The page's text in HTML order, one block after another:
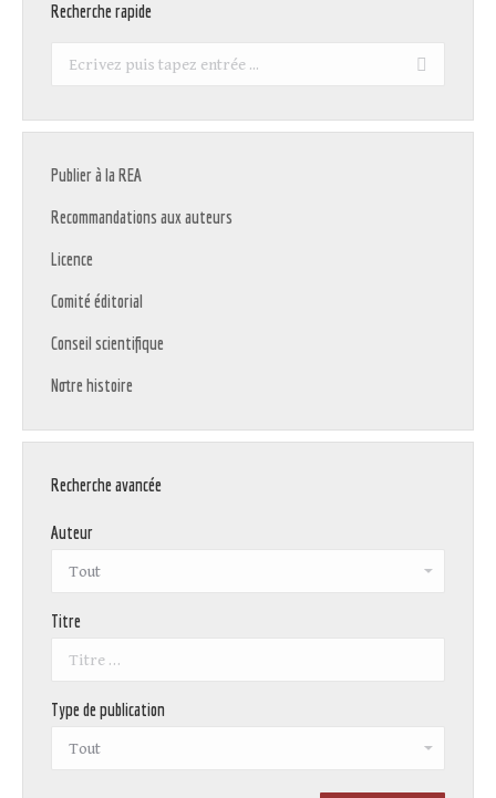
Recherche rapide
Recherche
Publier à la REA
Recommandations aux auteurs
Licence
Comité éditorial
Conseil scientifique
Notre histoire
Recherche avancée
Auteur
Titre
Type de publication